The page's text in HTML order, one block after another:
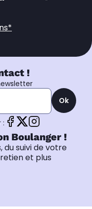
!
Ok
:
Boulanger !
du suivi de votre
et plus